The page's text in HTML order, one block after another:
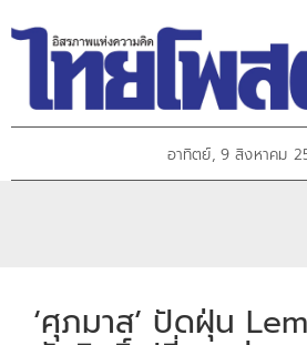
อาทิตย์, 9 สิงหาคม
‘ศุภมาส’ ปัดฝุ่น